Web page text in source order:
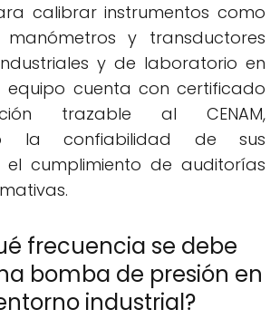
calibrar instrumentos como
manómetros y transductores
y de laboratorio en
equipo cuenta con certificado
trazable al CENAM,
la confiabilidad de sus
el cumplimiento de auditorías
frecuencia se debe
bomba de presión en
industrial?